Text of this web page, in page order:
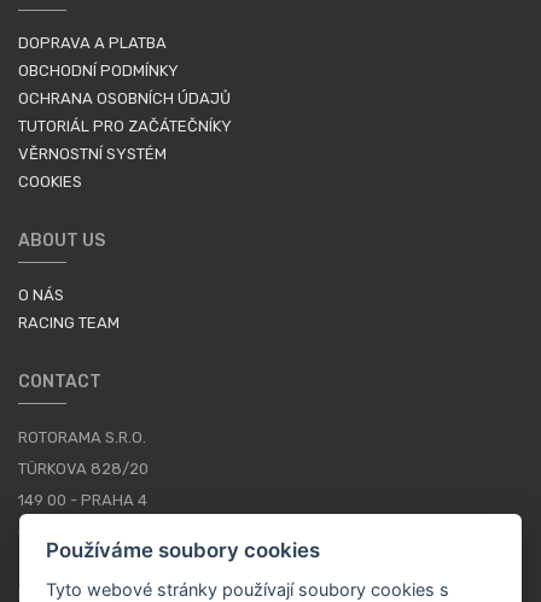
DOPRAVA A PLATBA
OBCHODNÍ PODMÍNKY
OCHRANA OSOBNÍCH ÚDAJŮ
TUTORIÁL PRO ZAČÁTEČNÍKY
VĚRNOSTNÍ SYSTÉM
COOKIES
ABOUT US
O NÁS
RACING TEAM
CONTACT
ROTORAMA S.R.O.
TÜRKOVA 828/20
149 00 - PRAHA 4
+420 252 252 098
PROVOZNÍ DOBA: PONDĚLÍ - PÁTEK, 10-16
Používáme soubory cookies
Tyto webové stránky používají soubory cookies s